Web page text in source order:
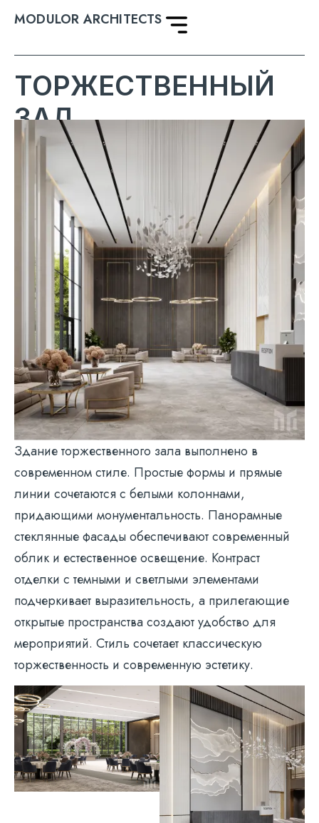
MODULOR ARCHITECTS
ТОРЖЕСТВЕННЫЙ
ЗАЛ
Здание торжественного зала выполнено в
современном стиле. Простые формы и прямые
линии сочетаются с белыми колоннами,
придающими монументальность. Панорамные
стеклянные фасады обеспечивают современный
облик и естественное освещение. Контраст
отделки с темными и светлыми элементами
подчеркивает выразительность, а прилегающие
открытые пространства создают удобство для
мероприятий. Стиль сочетает классическую
торжественность и современную эстетику.